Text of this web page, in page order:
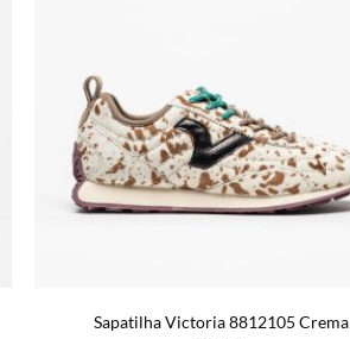
Sapatilha Victoria 8812105 Crema